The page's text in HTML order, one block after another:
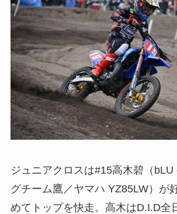
ジュニアクロスは#15高木碧（bLU
グチーム鷹／ヤマハ YZ85LW）が
めてトップを快走。高木はD.I.D全